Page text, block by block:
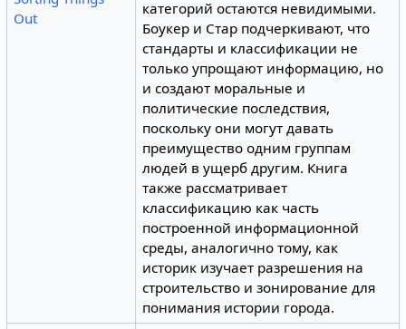
Out
категорий остаются невидимыми.
Боукер и Стар подчеркивают, что
стандарты и классификации не
только упрощают информацию, но
и создают моральные и
политические последствия,
поскольку они могут давать
преимущество одним группам
людей в ущерб другим. Книга
также рассматривает
классификацию как часть
построенной информационной
среды, аналогично тому, как
историк изучает разрешения на
строительство и зонирование для
понимания истории города.